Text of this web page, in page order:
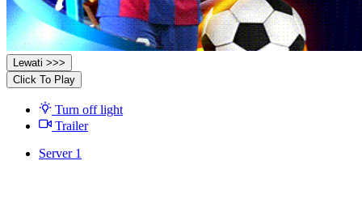
Lewati >>>
Click To Play
Turn off light
Trailer
Server 1